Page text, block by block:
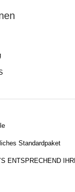
Standardpaket
ENTSPRECHEND